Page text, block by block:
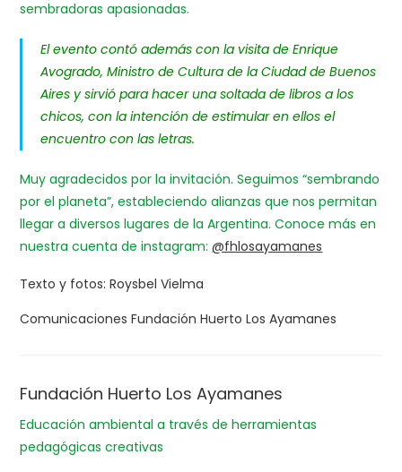
sembradoras apasionadas.
El evento contó además con la visita de Enrique
Avogrado, Ministro de Cultura de la Ciudad de Buenos
Aires y sirvió para hacer una soltada de libros a los
chicos, con la intención de estimular en ellos el
encuentro con las letras.
Muy agradecidos por la invitación. Seguimos “sembrando
por el planeta”, estableciendo alianzas que nos permitan
llegar a diversos lugares de la Argentina. Conoce más en
nuestra cuenta de instagram:@fhlosayamanes
Texto y fotos: Roysbel Vielma
Comunicaciones Fundación Huerto Los Ayamanes
Fundación Huerto Los Ayamanes
Educación ambiental a través de herramientas
pedagógicas creativas